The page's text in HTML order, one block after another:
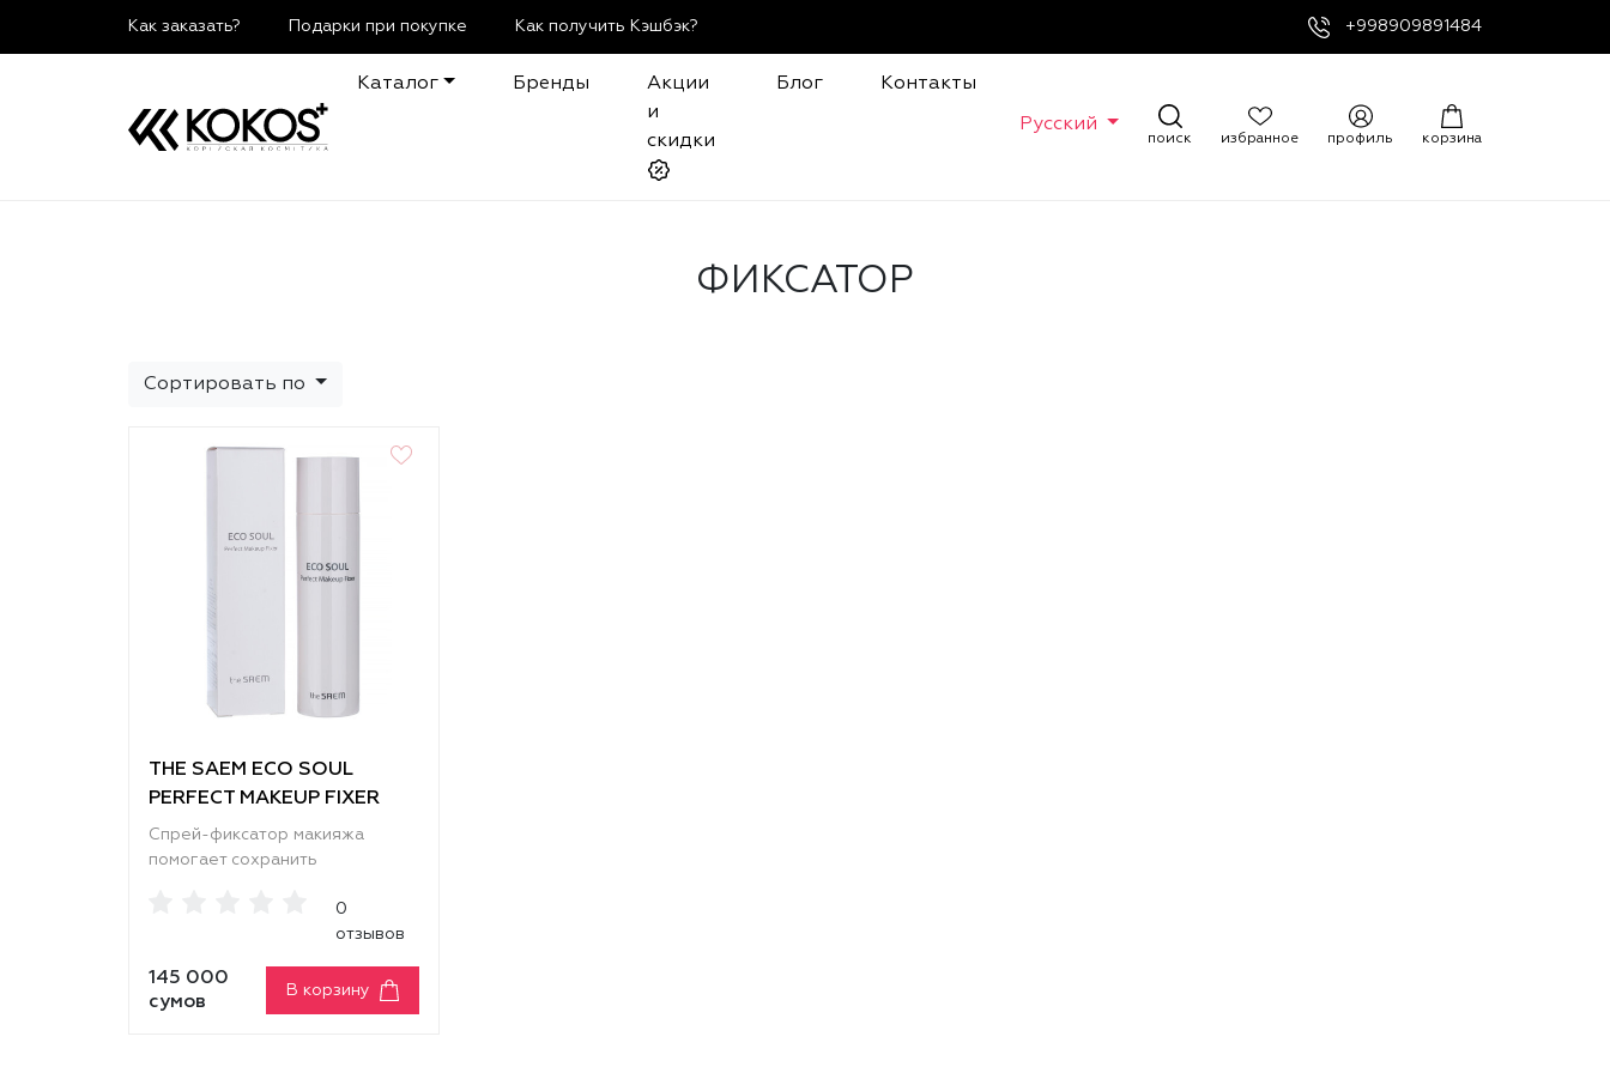
Как заказать? Подарки при покупке Как получить Кэшбэк? +998909891484
Каталог Бренды
Акции
и
скидки
Блог Контакты
Русский
поиск избранное профиль корзина
ФИКСАТОР
Сортировать по
THE SAEM ECO SOUL
PERFECT MAKEUP FIXER
Спрей-фиксатор макияжа
помогает сохранить
протяжении всего дня. Он
надежно закрепляет макияж,
создавая при этом эффекта
пленки или маски на лице.
0
отзывов
145 000
сумов
В корзину